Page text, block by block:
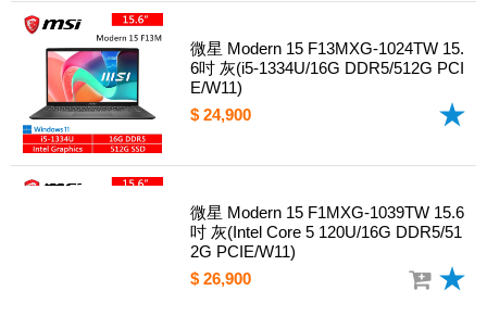
微星 Modern 15 F13MXG-1024TW 15.
6吋 灰(i5-1334U/16G DDR5/512G PCI
E/W11)
$ 24,900
微星 Modern 15 F1MXG-1039TW 15.6
吋 灰(Intel Core 5 120U/16G DDR5/51
2G PCIE/W11)
$ 26,900